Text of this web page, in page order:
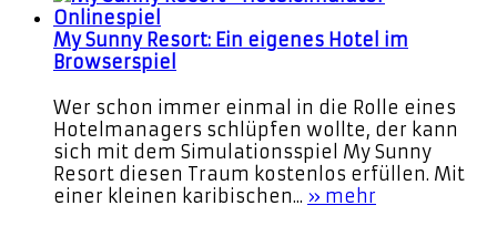
My Sunny Resort: Ein eigenes Hotel im
Browserspiel
Wer schon immer einmal in die Rolle eines
Hotelmanagers schlüpfen wollte, der kann
sich mit dem Simulationsspiel My Sunny
Resort diesen Traum kostenlos erfüllen. Mit
einer kleinen karibischen... » mehr